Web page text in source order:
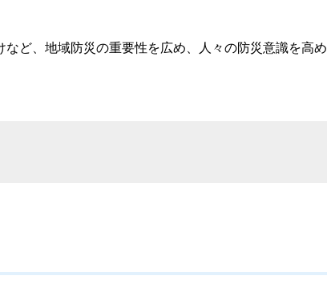
ど、地域防災の重要性を広め、人々の防災意識を高め